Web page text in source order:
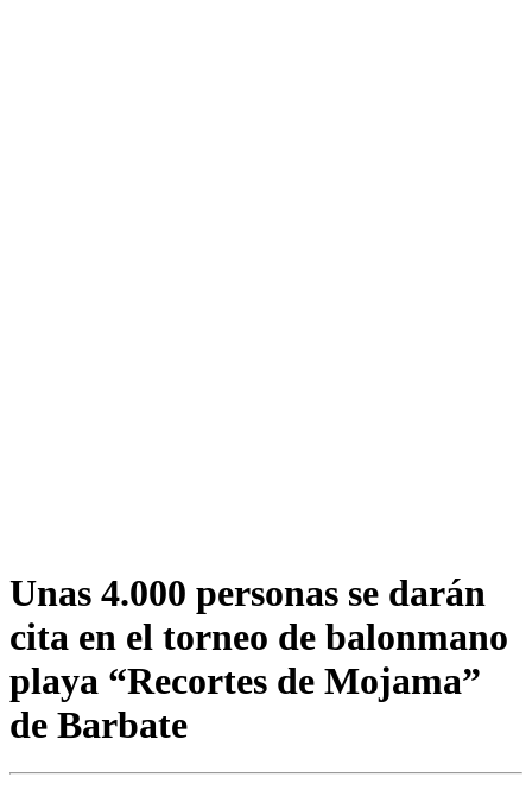
Unas 4.000 personas se darán
cita en el torneo de balonmano
playa “Recortes de Mojama”
de Barbate